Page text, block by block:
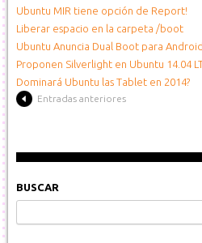
Ubuntu MIR tiene opción de Report!
Liberar espacio en la carpeta /boot
Ubuntu Anuncia Dual Boot para Android
Proponen Silverlight en Ubuntu 14.04
Dominará Ubuntu las Tablet en 2014?
Entradas anteriores
BUSCAR